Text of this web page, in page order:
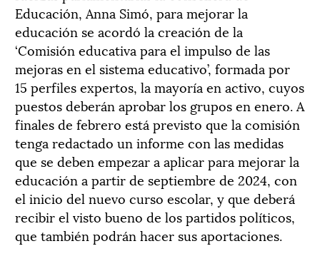
Educación, Anna Simó, para mejorar la
educación se acordó la creación de la
‘Comisión educativa para el impulso de las
mejoras en el sistema educativo’, formada por
15 perfiles expertos, la mayoría en activo, cuyos
puestos deberán aprobar los grupos en enero. A
finales de febrero está previsto que la comisión
tenga redactado un informe con las medidas
que se deben empezar a aplicar para mejorar la
educación a partir de septiembre de 2024, con
el inicio del nuevo curso escolar, y que deberá
recibir el visto bueno de los partidos políticos,
que también podrán hacer sus aportaciones.